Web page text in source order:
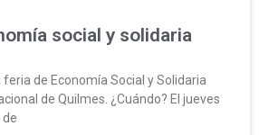
social y solidaria
de Economía Social y Solidaria
de Quilmes. ¿Cuándo? El jueves